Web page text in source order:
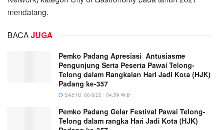
mendatang.
BACAJUGA
Pemko Padang Apresiasi Antusiasme
Pengunjung Serta Peserta Pawai Telong-
Telong dalam Rangkaian Hari Jadi Kota (HJK)
Padang ke-357
SABTU, 08/8/26 | 04:59 WIB
Pemko Padang Gelar Festival Pawai Telong-
Telong dalam rangka Hari Jadi Kota (HJK)